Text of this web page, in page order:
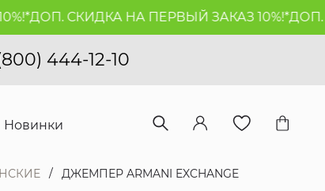
ДОП. СКИДКА НА ПЕРВЫЙ ЗАКАЗ 10%!*ДОП.
444-12-10
Новинки
ДЖЕМПЕР ARMANI EXCHANGE